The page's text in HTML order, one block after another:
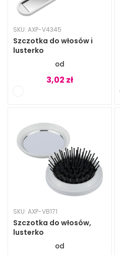
SKU: AXP-V4345
Szczotka do włosów i
lusterko
3,02 zł
SKU: AXP-VB171
Szczotka do włosów,
lusterko